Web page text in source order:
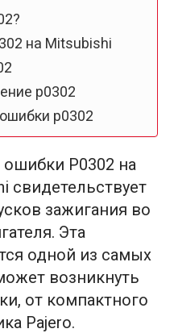
на Mitsubishi
p0302
p0302
P0302 на
свидетельствует
зажигания во
Эта
одной из самых
возникнуть
от компактного
Pajero.